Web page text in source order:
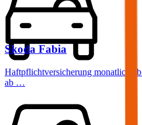
Skoda Fabia
Haftpflichtversicherung monatlich ab
ab …